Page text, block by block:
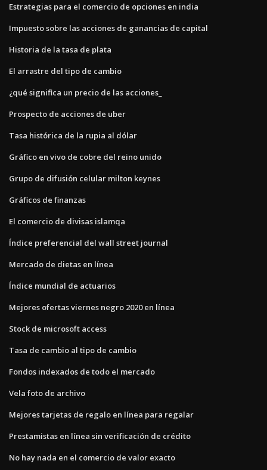
Estrategias para el comercio de opciones en india
Impuesto sobre las acciones de ganancias de capital
Historia de la tasa de plata
El arrastre del tipo de cambio
¿qué significa un precio de las acciones_
Prospecto de acciones de uber
Tasa histórica de la rupia al dólar
Gráfico en vivo de cobre del reino unido
Grupo de difusión celular milton keynes
Gráficos de finanzas
El comercio de divisas islamqa
Índice preferencial del wall street journal
Mercado de dietas en línea
Índice mundial de actuarios
Mejores ofertas viernes negro 2020 en línea
Stock de microsoft access
Tasa de cambio al tipo de cambio
Fondos indexados de todo el mercado
Vela foto de archivo
Mejores tarjetas de regalo en línea para regalar
Prestamistas en línea sin verificación de crédito
No hay nada en el comercio de valor exacto